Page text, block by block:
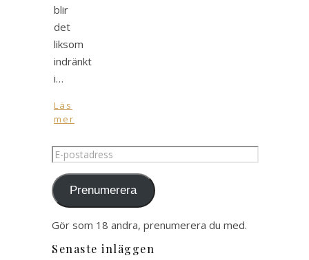
blir
det
liksom
indränkt
i…
Läs
mer
E-
postadress
Prenumerera
Gör som 18 andra, prenumerera du med.
Senaste inläggen